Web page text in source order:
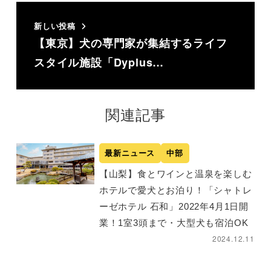
新しい投稿
【東京】犬の専門家が集結するライフ
スタイル施設「Dyplus…
関連記事
最新ニュース 中部
【山梨】食とワインと温泉を楽しむ
ホテルで愛犬とお泊り！「シャトレ
ーゼホテル 石和」2022年4月1日開
業！1室3頭まで・大型犬も宿泊OK
2024.12.11